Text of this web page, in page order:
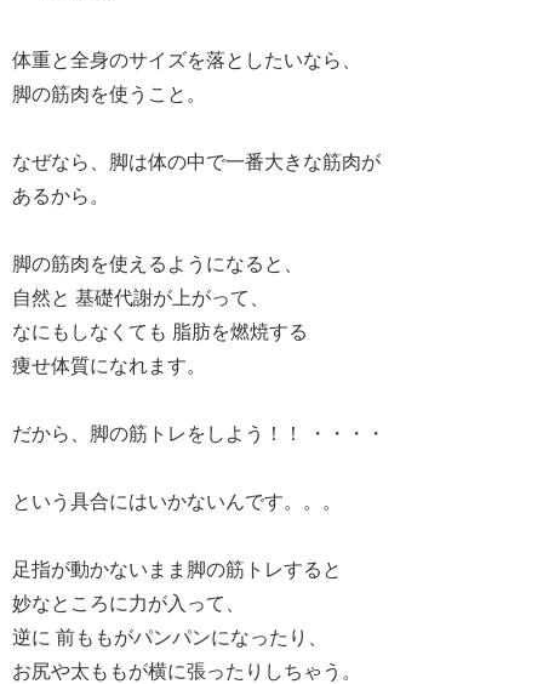
体重と全身のサイズを落としたいなら、
脚の筋肉を使うこと。
なぜなら、脚は体の中で一番大きな筋肉が
あるから。
脚の筋肉を使えるようになると、
自然と 基礎代謝が上がって、
なにもしなくても 脂肪を燃焼する
痩せ体質になれます。
だから、脚の筋トレをしよう！！ ・・・・
という具合にはいかないんです。。。
足指が動かないまま脚の筋トレすると
妙なところに力が入って、
逆に 前ももがパンパンになったり、
お尻や太ももが横に張ったりしちゃう。